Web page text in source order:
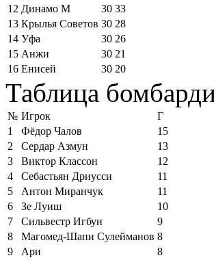
12 Динамо М 30 33
13 Крылья Советов 30 28
14 Уфа 30 26
15 Анжи 30 21
16 Енисей 30 20
Таблица
№ Игрок
Г
1
Фёдор Чалов
15
2
Сердар Азмун
13
3
Виктор Классон
12
4
Себастьян Дриусси
11
5
Антон Миранчук
11
6
Зе Луиш
10
7
Сильвестр Игбун
9
8
Магомед-Шапи Сулейманов 8
9
Ари
8